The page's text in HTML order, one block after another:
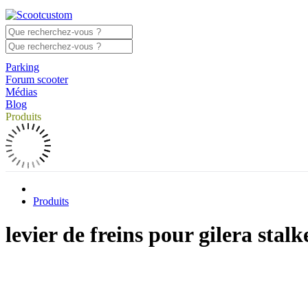
Parking
Forum scooter
Médias
Blog
Produits
Produits
levier de freins pour gilera